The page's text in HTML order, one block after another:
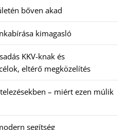
bőven akad
kimagasló
KKV-knak és
eltérő megközelítés
– miért ezen múlik
segítség